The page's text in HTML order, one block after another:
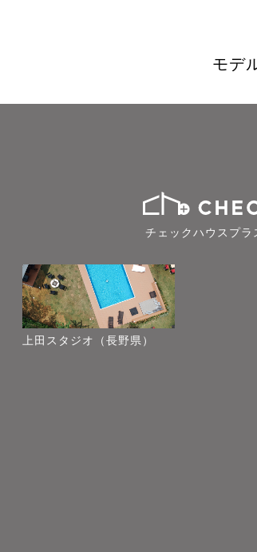
モデ
チェックハウスプ
上田スタジオ（長野県）